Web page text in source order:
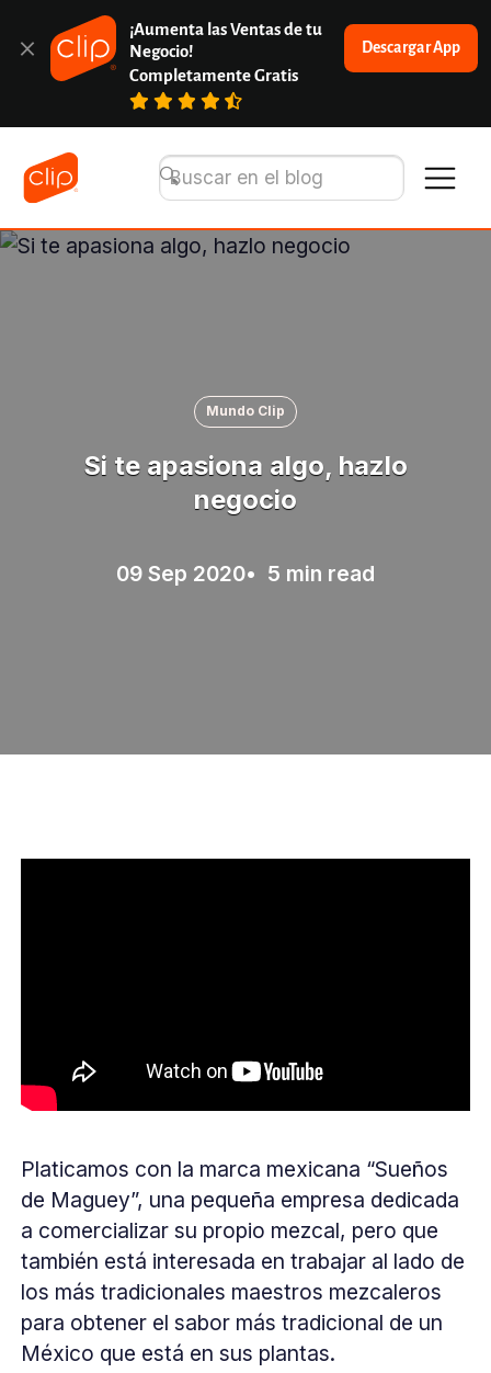
¡Aumenta las Ventas de tu
Negocio!
Completamente Gratis
Descargar App
Mundo Clip
Si te apasiona algo, hazlo
negocio
09 Sep 2020• 5 min read
Platicamos con la marca mexicana “Sueños
de Maguey”, una pequeña empresa dedicada
a comercializar su propio mezcal, pero que
también está interesada en trabajar al lado de
los más tradicionales maestros mezcaleros
para obtener el sabor más tradicional de un
México que está en sus plantas.